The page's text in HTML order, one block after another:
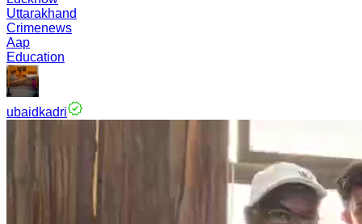
Uttarakhand
Crimenews
Aap
Education
ubaidkadri